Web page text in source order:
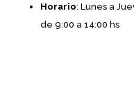
Horario: Lunes a
de 9:00 a 14:00 hs